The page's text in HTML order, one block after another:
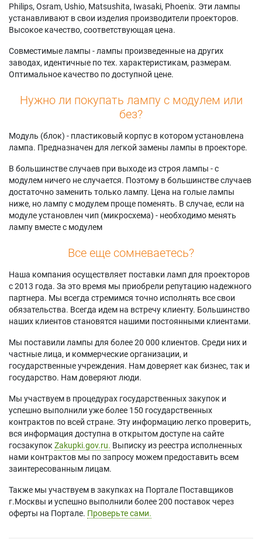
Philips, Osram, Ushio, Matsushita, Iwasaki, Phoenix. Эти лампы
устанавливают в свои изделия производители проекторов.
Высокое качество, соответствующая цена.
Совместимые лампы - лампы произведенные на других
заводах, идентичные по тех. характеристикам, размерам.
Оптимальное качество по доступной цене.
Нужно ли покупать лампу с модулем или
без?
Модуль (блок) - пластиковый корпус в котором установлена
лампа. Предназначен для легкой замены лампы в проекторе.
В большинстве случаев при выходе из строя лампы - с
модулем ничего не случается. Поэтому в большинстве случаев
достаточно заменить только лампу. Цена на голые лампы
ниже, но лампу с модулем проще поменять. В случае, если на
модуле установлен чип (микросхема) - необходимо менять
лампу вместе с модулем
Все еще сомневаетесь?
Наша компания осуществляет поставки ламп для проекторов
с 2013 года. За это время мы приобрели репутацию надежного
партнера. Мы всегда стремимся точно исполнять все свои
обязательства. Всегда идем на встречу клиенту. Большинство
наших клиентов становятся нашими постоянными клиентами.
Мы поставили лампы для более 20 000 клиентов. Среди них и
частные лица, и коммерческие организации, и
государственные учреждения. Нам доверяет как бизнес, так и
государство. Нам доверяют люди.
Мы участвуем в процедурах государственных закупок и
успешно выполнили уже более 150 государственных
контрактов по всей стране. Эту информацию легко проверить,
вся информация доступна в открытом доступе на сайте
госзакупок Zakupki.gov.ru. Выписку из реестра исполненных
нами контрактов мы по запросу можем предоставить всем
заинтересованным лицам.
Также мы участвуем в закупках на Портале Поставщиков
г.Москвы и успешно выполнили более 200 поставок через
оферты на Портале. Проверьте сами.